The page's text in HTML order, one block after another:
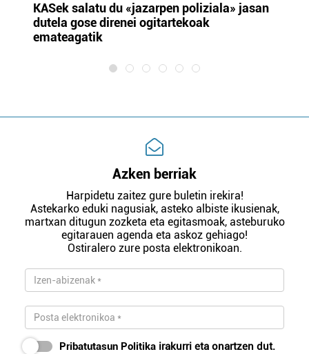
KASek salatu du «jazarpen poliziala» jasan
dutela gose direnei ogitartekoak
emateagatik
Azken berriak
Harpidetu zaitez gure buletin irekira!
Astekarko eduki nagusiak, asteko albiste ikusienak,
martxan ditugun zozketa eta egitasmoak, asteburuko
egitarauen agenda eta askoz gehiago!
Ostiralero zure posta elektronikoan.
Pribatutasun Politika irakurri eta onartzen dut.